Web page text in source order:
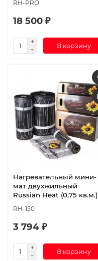
RH-PRO
18 500 ₽
В корзину
Нагревательный мини-
мат двухжильный
Russian Heat (0,75 кв.м.)
RH-150
3 794 ₽
В корзину